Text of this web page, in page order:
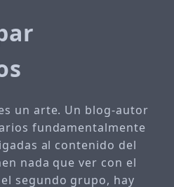
un arte. Un blog-autor
fundamentalmente
al contenido del
nada que ver con el
segundo grupo, hay